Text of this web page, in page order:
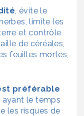
, évite le
limite les
et contrôle
de céréales,
feuilles mortes,
préférable
ayant le temps
les risques de